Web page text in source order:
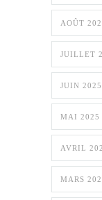
AOÛT
JUILLET
JUIN 2025
MAI 2025
AVRIL
MARS